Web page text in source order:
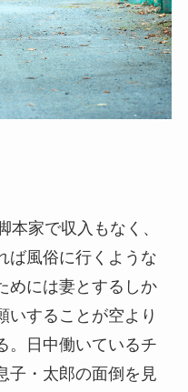
本家で収入もなく、
ば風俗に行くような
めには妻とするしか
いすることが空より
。日中働いているチ
子・太郎の面倒を見